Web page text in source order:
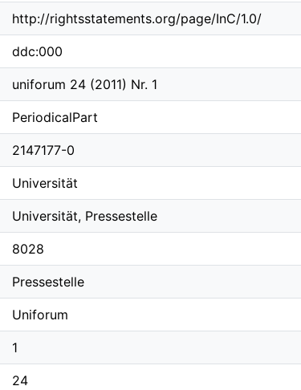
http://rightsstatements.org/page/InC/1.0/
ddc:000
uniforum 24 (2011) Nr. 1
PeriodicalPart
2147177-0
Universität
Universität, Pressestelle
8028
Pressestelle
Uniforum
1
24